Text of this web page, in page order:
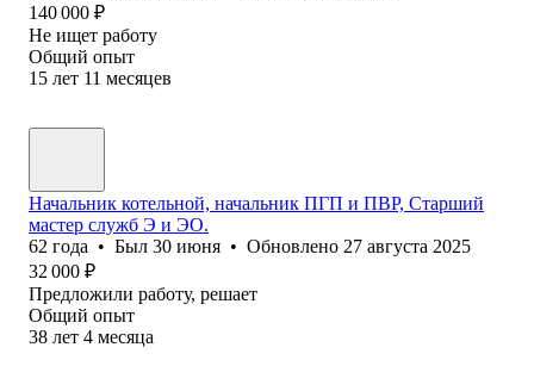
140 000 ₽
Не ищет работу
Общий опыт
15 лет 11 месяцев
Начальник котельной, начальник ПГП и ПВР, Старший
мастер служб Э и ЭО.
62 года • Был 30 июня • Обновлено 27 августа 2025
32 000 ₽
Предложили работу, решает
Общий опыт
38 лет 4 месяца